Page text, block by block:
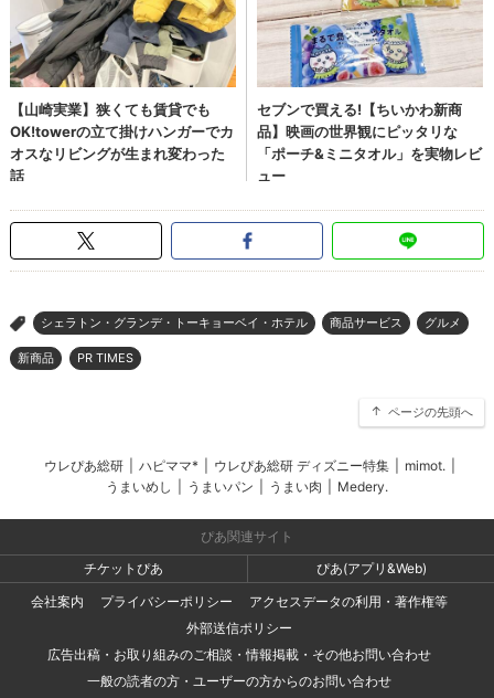
> シェラトン・グランデ・トーキョーベイ・ホテル 商品サービス グルメ
新商品 PR TIMES
ページの先頭へ
ウレぴあ総研 ハピママ* ウレぴあ総研 ディズニー特集 mimot.
うまいめし
うまいパン うまい肉 Medery.
ぴあ関連サイト
チケットぴあ
ぴあ(アプリ&Web)
会社案内
プライバシーポリシー
アクセスデータの利用・著作権等
外部送信ポリシー
広告出稿・お取り組みのご相談・情報掲載・その他お問い合わせ
一般の読者の方・ユーザーの方からのお問い合わせ